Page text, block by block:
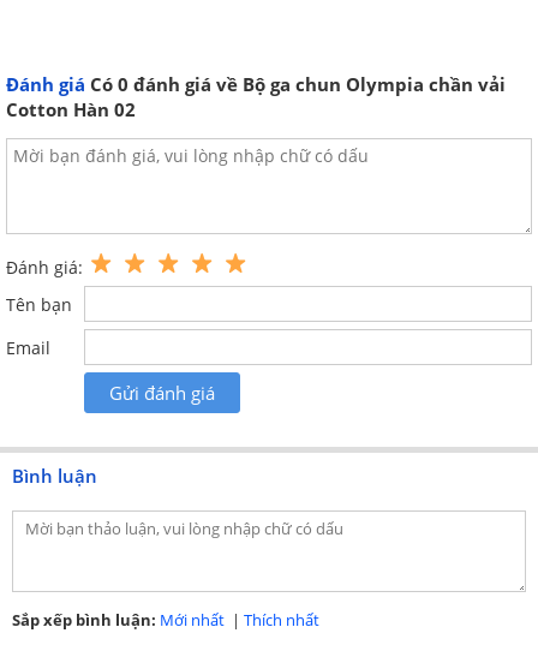
Vải cotton hàn mềm mịn, thoáng mát
******************************************************************
2.000.000 đồng trở lên
* Để biết thêm các chương trình khuyến mãi và có giá tốt nhất
xin liên hệ: 0962 506 776
* Nhận thanh toán chuyển khoản, thanh toán bằng thẻ tín dụng/
thẻ ghi nợ, Visa Card,
changagoidemdep.vn
******************************************************************
CÔNG TY TNHH SẢN XUẤT VÀ ĐẦU TƯ MINH PHONG
Trụ sở: Số 744 Quang Trung, P. Phú La, Q. Hà Đông, TP. Hà Nội
Điện thoại: 0246.260.5064 - Hotline: 0962 506 776
Email: demxanh.com@gmail.com -
Đánh giá Có 0 đánh giá về Bộ ga chun Olympia chần vải
Cotton Hàn 02
Đánh giá:
Tên bạn
Email
Gửi đánh giá
Bình luận
Sắp xếp bình luận: Mới nhất | Thích nhất